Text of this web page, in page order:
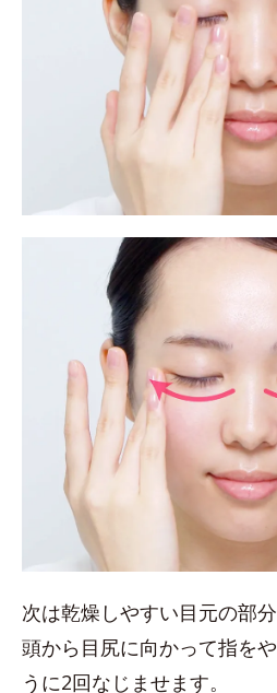
次は乾燥しやすい目元の部
頭から目尻に向かって指を
うに2回なじませます。